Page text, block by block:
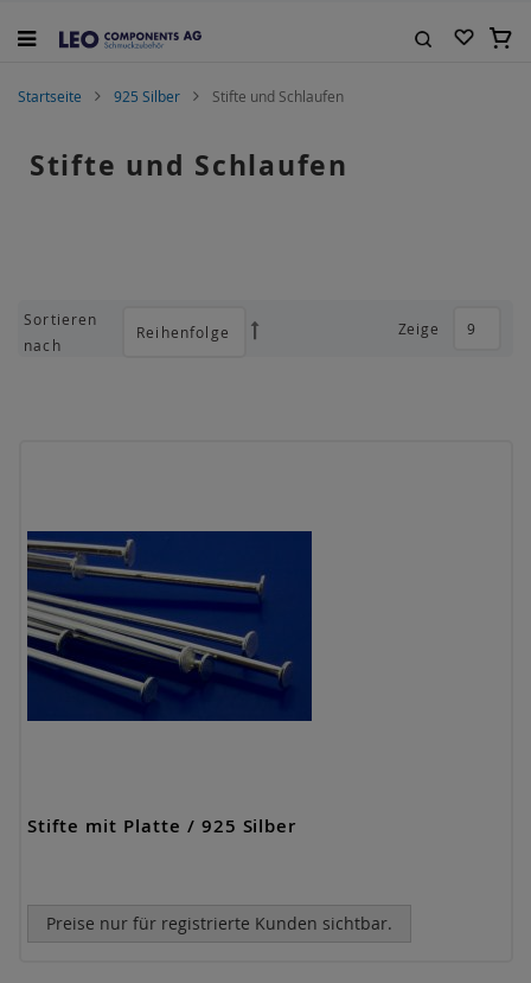
Inhalt
Startseite 925 Silber Stifte und Schlaufen
Stifte und Schlaufen
Zeige
Sortieren
nach
Absteigend
Stifte mit Platte / 925 Silber
Preise nur für registrierte Kunden sichtbar.